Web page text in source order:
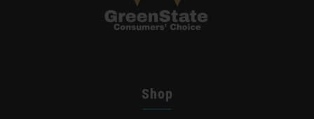
Shop